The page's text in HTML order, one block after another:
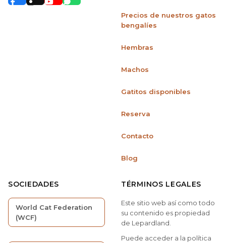
Precios de nuestros gatos
bengalíes
Hembras
Machos
Gatitos disponibles
Reserva
Contacto
Blog
SOCIEDADES
World Cat Federation
(WCF)
TÉRMINOS LEGALES
Este sitio web así como todo
su contenido es propiedad
de Lepardland.
Puede acceder a la política